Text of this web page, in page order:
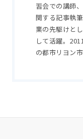
習会での講師
関する記事執
業の先駆けと
して活躍。
の都市リヨン